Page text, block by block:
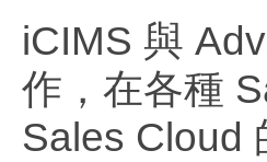
iCIMS 與
作，在各種
Sales Cloud